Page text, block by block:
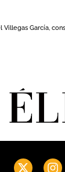
Villegas García,